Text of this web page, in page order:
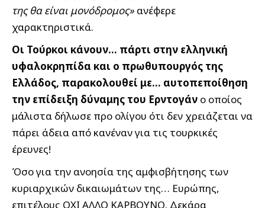
της θα είναι μονόδρομος» ανέφερε
χαρακτηριστικά.
Οι Τούρκοι κάνουν… πάρτι στην ελληνική
υφαλοκρηπίδα και ο πρωθυπουργός της
Ελλάδος, παρακολουθεί με… αυτοπεποίθηση
την επίδειξη δύναμης του Ερντογάν ο οποίος
μάλιστα δήλωσε προ ολίγου ότι δεν χρειάζεται να
πάρει άδεια από κανέναν για τις τουρκικές
έρευνες!
Όσο για την ανοησία της αμφισβήτησης των
κυριαρχικών δικαιωμάτων της… Ευρώπης,
επιτέλους ΟΧΙ ΑΛΛΟ ΚΑΡΒΟΥΝΟ. Δεκάρα